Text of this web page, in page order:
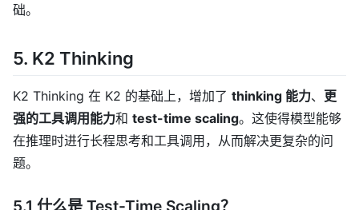
础。
5. K2 Thinking
K2 Thinking 在 K2 的基础上，增加了 thinking 能力、 更
强的工具调用能力和 test-time scaling。这使得模型能够
在推理时进行长程思考和工具调用，从而解决更复杂的问
题。